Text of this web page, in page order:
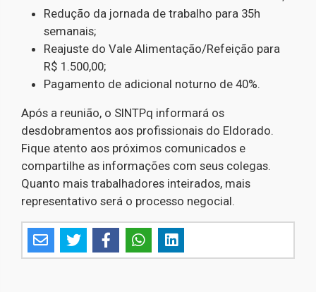
Redução da jornada de trabalho para 35h
semanais;
Reajuste do Vale Alimentação/Refeição para
R$ 1.500,00;
Pagamento de adicional noturno de 40%.
Após a reunião, o SINTPq informará os
desdobramentos aos profissionais do Eldorado.
Fique atento aos próximos comunicados e
compartilhe as informações com seus colegas.
Quanto mais trabalhadores inteirados, mais
representativo será o processo negocial.